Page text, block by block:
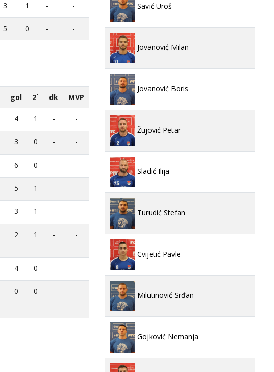
3 1 - -
5 0 - -
gol 2` dk MVP
4 1 - -
3 0 - -
6 0 - -
5 1 - -
3 1 - -
2 1 - -
4 0 - -
0 0 - -
Savić Uroš
Jovanović Milan
Jovanović Boris
Žujović Petar
Sladić Ilija
Turudić Stefan
Cvijetić Pavle
Milutinović Srđan
Gojković Nemanja